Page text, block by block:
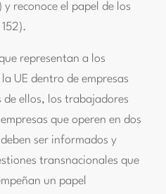
reconoce el papel de los
representan a los
UE dentro de empresas
ellos, los trabajadores
que operen en dos
ser informados y
transnacionales que
un papel